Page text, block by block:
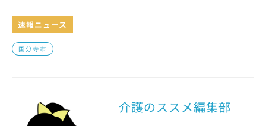
速報ニュース
国分寺市
介護のススメ編集部